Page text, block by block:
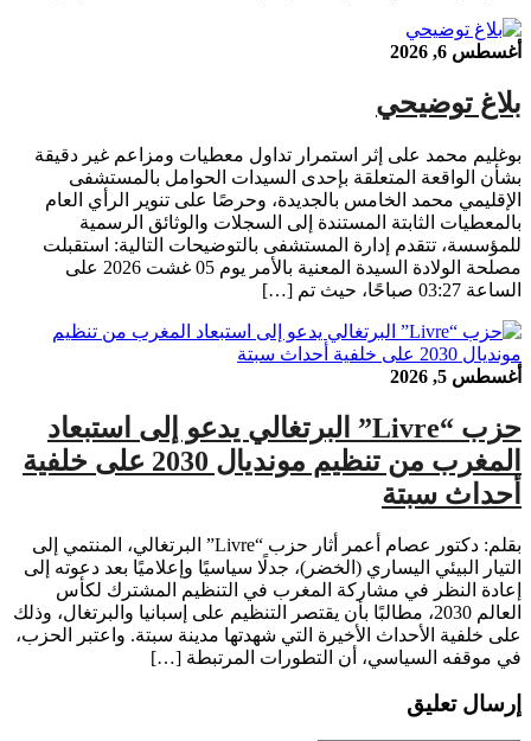
أغسطس 6, 2026
بلاغ توضيحي
بوغليم محمد على إثر استمرار تداول معطيات ومزاعم غير دقيقة
بشأن الواقعة المتعلقة بإحدى السيدات الحوامل بالمستشفى
الإقليمي محمد الخامس بالجديدة، وحرصًا على تنوير الرأي العام
بالمعطيات الثابتة المستندة إلى السجلات والوثائق الرسمية
للمؤسسة، تتقدم إدارة المستشفى بالتوضيحات التالية: استقبلت
مصلحة الولادة السيدة المعنية بالأمر يوم 05 غشت 2026 على
الساعة 03:27 صباحًا، حيث تم […]
أغسطس 5, 2026
حزب “Livre” البرتغالي يدعو إلى استبعاد
المغرب من تنظيم مونديال 2030 على خلفية
أحداث سبتة
بقلم: دكتور عصام أعمر أثار حزب “Livre” البرتغالي، المنتمي إلى
التيار البيئي اليساري (الخضر)، جدلًا سياسيًا وإعلاميًا بعد دعوته إلى
إعادة النظر في مشاركة المغرب في التنظيم المشترك لكأس
العالم 2030، مطالبًا بأن يقتصر التنظيم على إسبانيا والبرتغال، وذلك
على خلفية الأحداث الأخيرة التي شهدتها مدينة سبتة. واعتبر الحزب،
في موقفه السياسي، أن التطورات المرتبطة […]
إرسال تعليق